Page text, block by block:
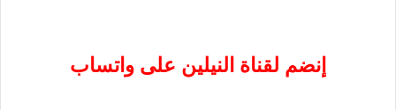
إنضم لقناة النيلين على واتساب